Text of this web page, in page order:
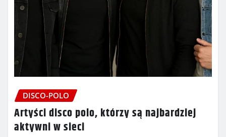
DISCO-POLO
Artyści disco polo, którzy są najbardziej
aktywni w sieci